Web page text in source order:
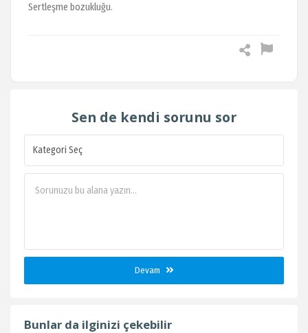
Sertleşme bozukluğu.
Sen de kendi sorunu sor
Devam
Bunlar da ilginizi çekebilir